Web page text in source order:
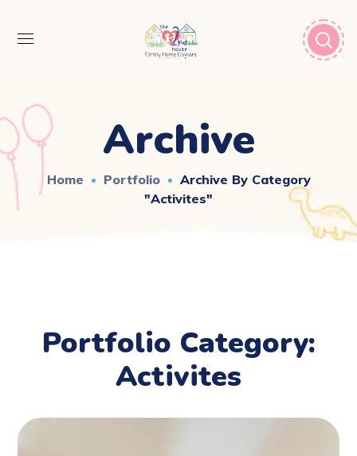
Archive
Home Portfolio
Archive By Category
"Activites"
Portfolio Category:
Activites